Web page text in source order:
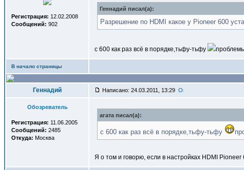
Регистрация: 12.02.2008
Сообщений: 902
Геннадий писал(a):
Разрешение по HDMI какое у Pioneer 600
с 600 как раз всё в порядке,тьфу-тьфу
В начало страницы
Геннадий Написано: 24.03.2011, 13:29
Обозреватель
Регистрация: 11.06.2005
Сообщений: 2485
Откуда: Москва
агата писал(a):
с 600 как раз всё в порядке,тьфу-тьфу
Я о том и говорю, если в настройках HDMI